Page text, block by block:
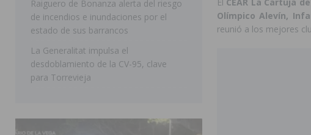
Olímpico Alevín,
reunió a los mejores
Raiguero de Bonanza alerta del riesgo
de incendios e inundaciones por el
estado de sus barrancos
La Generalitat impulsa el
desdoblamiento de la CV-95, clave
para Torrevieja